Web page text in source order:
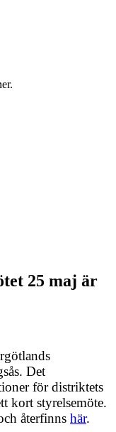
25 maj är
Det
för distriktets
kort styrelsemöte.
återfinns här.